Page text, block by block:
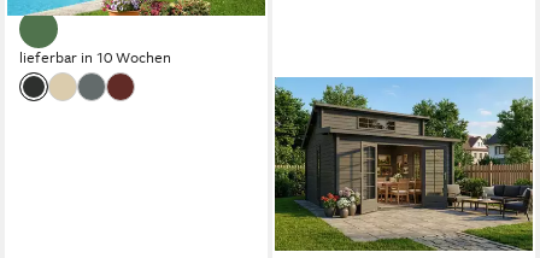
lieferbar in 10 Wochen